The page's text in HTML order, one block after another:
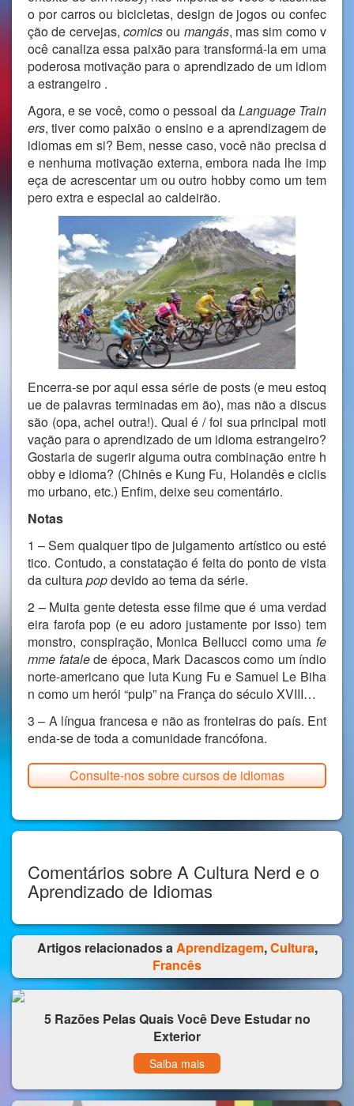
o por carros ou bicicletas, design de jogos ou confec
ção de cervejas, comicsou mangás, mas sim como v
ocê canaliza essa paixão para transformá-la em uma
poderosa motivação para o aprendizado de um idiom
a estrangeiro .
Agora, e se você, como o pessoal daLanguage Train
ers, tiver como paixão o ensino e a aprendizagem de
idiomas em si? Bem, nesse caso, você não precisa d
e nenhuma motivação externa, embora nada lhe imp
eça de acrescentar um ou outro hobby como um tem
pero extra e especial ao caldeirão.
Encerra-se por aqui essa série de posts (e meu estoq
ue de palavras terminadas em ão), mas não a discus
são (opa, achei outra!). Qual é / foi sua principal moti
vação para o aprendizado de um idioma estrangeiro?
Gostaria de sugerir alguma outra combinação entre h
obby e idioma? (Chinês e Kung Fu, Holandês e ciclis
mo urbano, etc.) Enfim, deixe seu comentário.
Notas
1 – Sem qualquer tipo de julgamento artístico ou esté
tico. Contudo, a constatação é feita do ponto de vista
da culturapopdevido ao tema da série.
2 – Muita gente detesta esse filme que é uma verdad
eira farofa pop (e eu adoro justamente por isso) tem
monstro, conspiração, Monica Bellucci como uma fe
mme fatalede época, Mark Dacascos como um índio
norte-americano que luta Kung Fu e Samuel Le Biha
n como um herói “pulp” na França do século XVIII…
3 – A língua francesa e não as fronteiras do país. Ent
enda-se de toda a comunidade francófona.
Consulte-nos sobre cursos de idiomas
Comentários sobre A Cultura Nerd e o
Aprendizado de Idiomas
Artigos relacionados aAprendizagem,Cultura,
Francês
5 Razões Pelas Quais Você Deve Estudar no
Exterior
Saiba mais